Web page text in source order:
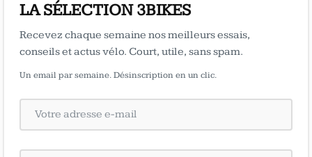
LA SÉLECTION 3BIKES
Recevez chaque semaine nos meilleurs essais,
conseils et actus vélo. Court, utile, sans spam.
Un email par semaine. Désinscription en un clic.